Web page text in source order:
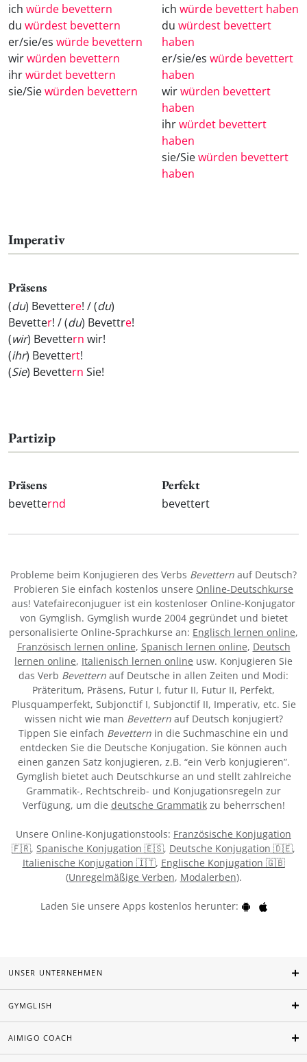
ich würde bevettern
du würdest bevettern
er/sie/es würde bevettern
wirwürden bevettern
ihrwürdet bevettern
sie/Siewürden bevettern
ich würde bevettert haben
du würdest bevettert
haben
er/sie/es würde bevettert
haben
wirwürden bevettert
haben
ihrwürdet bevettert
haben
sie/Siewürden bevettert
haben
Imperativ
Präsens
(du) Bevettere! / (du)
Bevetter! / (du) Bevettre!
(wir) Bevettern wir!
(ihr) Bevettert!
(Sie) Bevettern Sie!
Partizip
Präsens
bevetternd
Perfekt
bevettert
Probleme beim Konjugieren des Verbs Bevettern auf Deutsch?
Probieren Sie einfach kostenlos unsere Online-Deutschkurse
aus! Vatefaireconjuguer ist ein kostenloser Online-Konjugator
von Gymglish. Gymglish wurde 2004 gegründet und bietet
personalisierte Online-Sprachkurse an: Englisch lernen online,
Französisch lernen online, Spanisch lernen online, Deutsch
lernen online, Italienisch lernen online usw. Konjugieren Sie
das Verb Bevettern auf Deutsche in allen Zeiten und Modi:
Präteritum, Präsens, Futur I, futur II, Futur II, Perfekt,
Plusquamperfekt, Subjonctif I, Subjonctif II, Imperativ, etc. Sie
wissen nicht wie man Bevetternauf Deutsch konjugiert?
Tippen Sie einfach Bevettern in die Suchmaschine ein und
entdecken Sie die Deutsche Konjugation. Sie können auch
einen ganzen Satz konjugieren, z.B. “ein Verb konjugieren”.
Gymglish bietet auch Deutschkurse an und stellt zahlreiche
Grammatik-, Rechtschreib- und Konjugationsregeln zur
Verfügung, um die deutsche Grammatikzu beherrschen!
Unsere Online-Konjugationstools: Französische Konjugation
🇫🇷, Spanische Konjugation 🇪🇸, Deutsche Konjugation 🇩🇪,
Italienische Konjugation 🇮🇹, Englische Konjugation 🇬🇧
(Unregelmäßige Verben, Modalerben).
Laden Sie unsere Apps kostenlos herunter:
UNSER UNTERNEHMEN
GYMGLISH
AIMIGO COACH